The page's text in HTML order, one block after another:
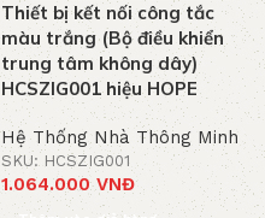
Thiết bị kết nối công tắc
màu trắng (Bộ điều khiển
trung tâm không dây)
HCSZIG001 hiệu HOPE
Hệ Thống Nhà Thông Minh
SKU: HCSZIG001
1.064.000VNĐ